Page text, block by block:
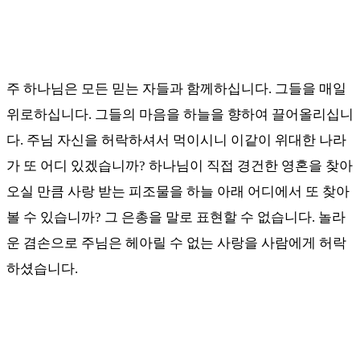
주 하나님은 모든 믿는 자들과 함께하십니다. 그들을 매일
위로하십니다. 그들의 마음을 하늘을 향하여 끌어올리십니
다. 주님 자신을 허락하셔서 먹이시니 이같이 위대한 나라
가 또 어디 있겠습니까? 하나님이 직접 경건한 영혼을 찾아
오실 만큼 사랑 받는 피조물을 하늘 아래 어디에서 또 찾아
볼 수 있습니까? 그 은총을 말로 표현할 수 없습니다. 놀라
운 겸손으로 주님은 헤아릴 수 없는 사랑을 사람에게 허락
하셨습니다.